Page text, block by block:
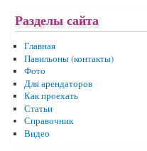
Разделы сайта
Главная
Павильоны (контакты)
Фото
Для арендаторов
Как проехать
Статьи
Справочник
Видео